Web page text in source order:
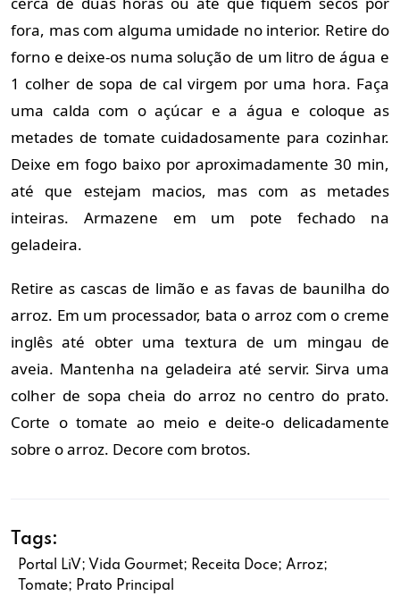
fora, mas com alguma umidade no interior. Retire do
forno e deixe-os numa solução de um litro de água e
1 colher de sopa de cal virgem por uma hora. Faça
uma calda com o açúcar e a água e coloque as
metades de tomate cuidadosamente para cozinhar.
Deixe em fogo baixo por aproximadamente 30 min,
até que estejam macios, mas com as metades
inteiras. Armazene em um pote fechado na
geladeira.
Retire as cascas de limão e as favas de baunilha do
arroz. Em um processador, bata o arroz com o creme
inglês até obter uma textura de um mingau de
aveia. Mantenha na geladeira até servir. Sirva uma
colher de sopa cheia do arroz no centro do prato.
Corte o tomate ao meio e deite-o delicadamente
sobre o arroz. Decore com brotos.
Tags:
Portal LiV; Vida Gourmet; Receita Doce; Arroz;
Tomate; Prato Principal